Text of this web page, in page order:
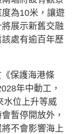
為10米，讓遊
展示新舊交融
處有逾百年歷
保護海港條
年中動工，
水位上升等威
暫停開放外，
不會影響海上